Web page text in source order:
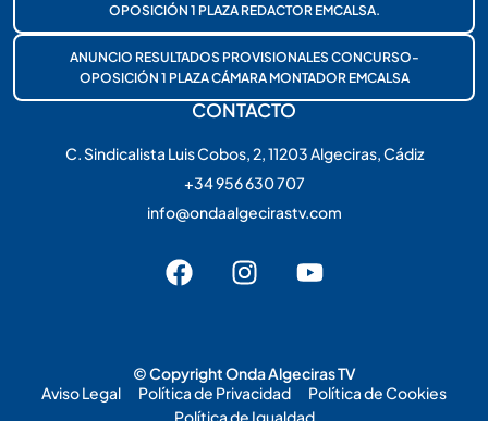
OPOSICIÓN 1 PLAZA REDACTOR EMCALSA.
ANUNCIO RESULTADOS PROVISIONALES CONCURSO-
OPOSICIÓN 1 PLAZA CÁMARA MONTADOR EMCALSA
CONTACTO
C. Sindicalista Luis Cobos, 2, 11203 Algeciras, Cádiz
+34 956 630 707
info@ondaalgecirastv.com
© Copyright Onda Algeciras TV
Aviso Legal
Política de Privacidad
Política de Cookies
Política de Igualdad